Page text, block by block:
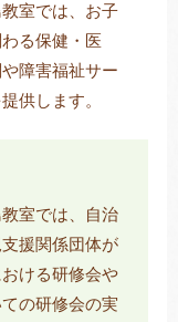
室では、お子
る保健・医
障害福祉サー
供します。
室では、自治
援関係団体が
ける研修会や
の研修会の実